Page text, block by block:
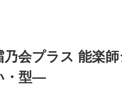
乃会プラス 能楽
・型―